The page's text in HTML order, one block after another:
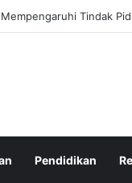
Dalam
Pendidikan